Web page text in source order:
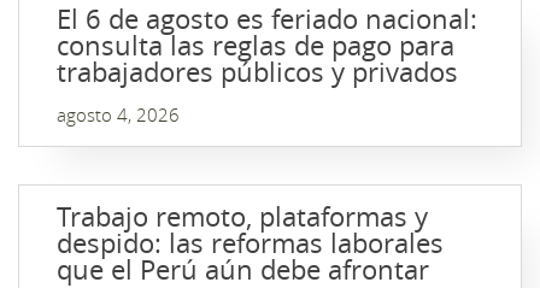
El 6 de agosto es feriado nacional:
consulta las reglas de pago para
trabajadores públicos y privados
agosto 4, 2026
Trabajo remoto, plataformas y
despido: las reformas laborales
que el Perú aún debe afrontar